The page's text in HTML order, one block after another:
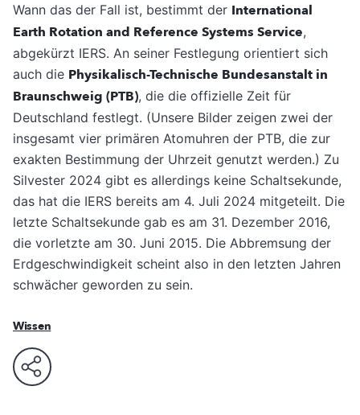
Wann das der Fall ist, bestimmt der International
Earth Rotation and Reference Systems Service,
abgekürzt IERS. An seiner Festlegung orientiert sich
auch die Physikalisch-Technische Bundesanstalt in
Braunschweig (PTB), die die offizielle Zeit für
Deutschland festlegt. (Unsere Bilder zeigen zwei der
insgesamt vier primären Atomuhren der PTB, die zur
exakten Bestimmung der Uhrzeit genutzt werden.) Zu
Silvester 2024 gibt es allerdings keine Schaltsekunde,
das hat die IERS bereits am 4. Juli 2024 mitgeteilt. Die
letzte Schaltsekunde gab es am 31. Dezember 2016,
die vorletzte am 30. Juni 2015. Die Abbremsung der
Erdgeschwindigkeit scheint also in den letzten Jahren
schwächer geworden zu sein.
Wissen